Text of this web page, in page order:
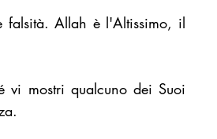
Allah è l'Altissimo, il
mostri qualcuno dei Suoi